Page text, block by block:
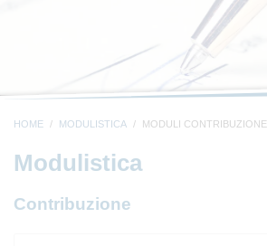
HOME MODULISTICA MODULI CONTRIBUZIONE
Modulistica
Contribuzione